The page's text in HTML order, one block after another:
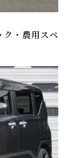
ク・農用スペ